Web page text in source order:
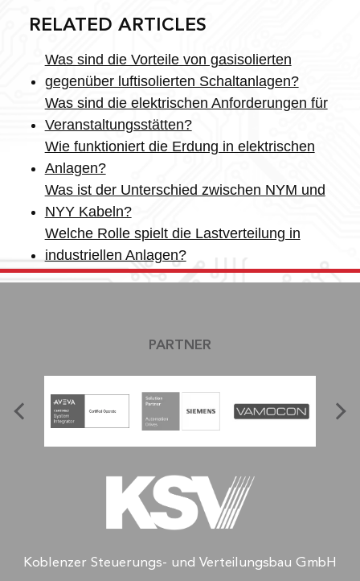
RELATED ARTICLES
Was sind die Vorteile von gasisolierten
gegenüber luftisolierten Schaltanlagen?
Was sind die elektrischen Anforderungen für
Veranstaltungsstätten?
Wie funktioniert die Erdung in elektrischen
Anlagen?
Was ist der Unterschied zwischen NYM und
NYY Kabeln?
Welche Rolle spielt die Lastverteilung in
industriellen Anlagen?
PARTNER
Koblenzer Steuerungs- und Verteilungsbau GmbH